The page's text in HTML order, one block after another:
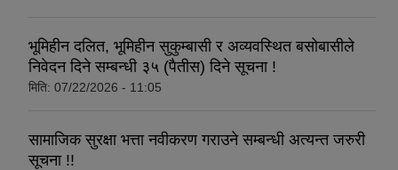
भूमिहीन दलित, भूमिहीन सुकुम्बासी र अव्यवस्थित बसोबासीले
निवेदन दिने सम्बन्धी ३५ (पैतीस) दिने सूचना !
मिति: 07/22/2026 - 11:05
सामाजिक सुरक्षा भत्ता नवीकरण गराउने सम्बन्धी अत्यन्त जरुरी
सूचना !!